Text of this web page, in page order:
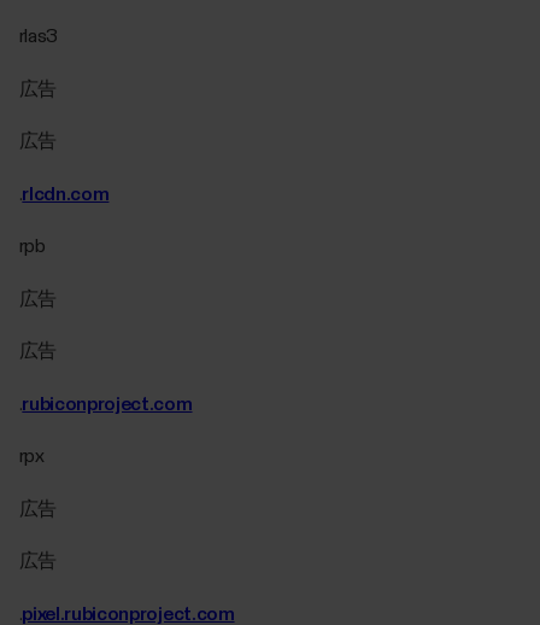
rlas3
広告
広告
.rlcdn.com
rpb
広告
広告
.rubiconproject.com
rpx
広告
広告
.pixel.rubiconproject.com